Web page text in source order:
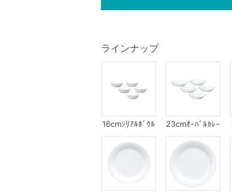
ラインナップ
16cmｼﾘｱﾙﾎﾞｳﾙ
23cmｵｰﾊﾞﾙｶﾚｰ
ﾎﾜｲﾄ)